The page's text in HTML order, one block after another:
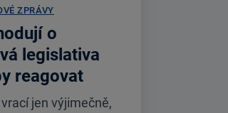
ZPRÁVY
o
legislativa
reagovat
jen výjimečně,